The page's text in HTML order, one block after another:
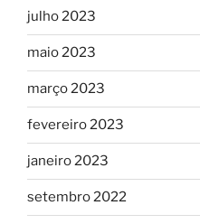
julho 2023
maio 2023
março 2023
fevereiro 2023
janeiro 2023
setembro 2022